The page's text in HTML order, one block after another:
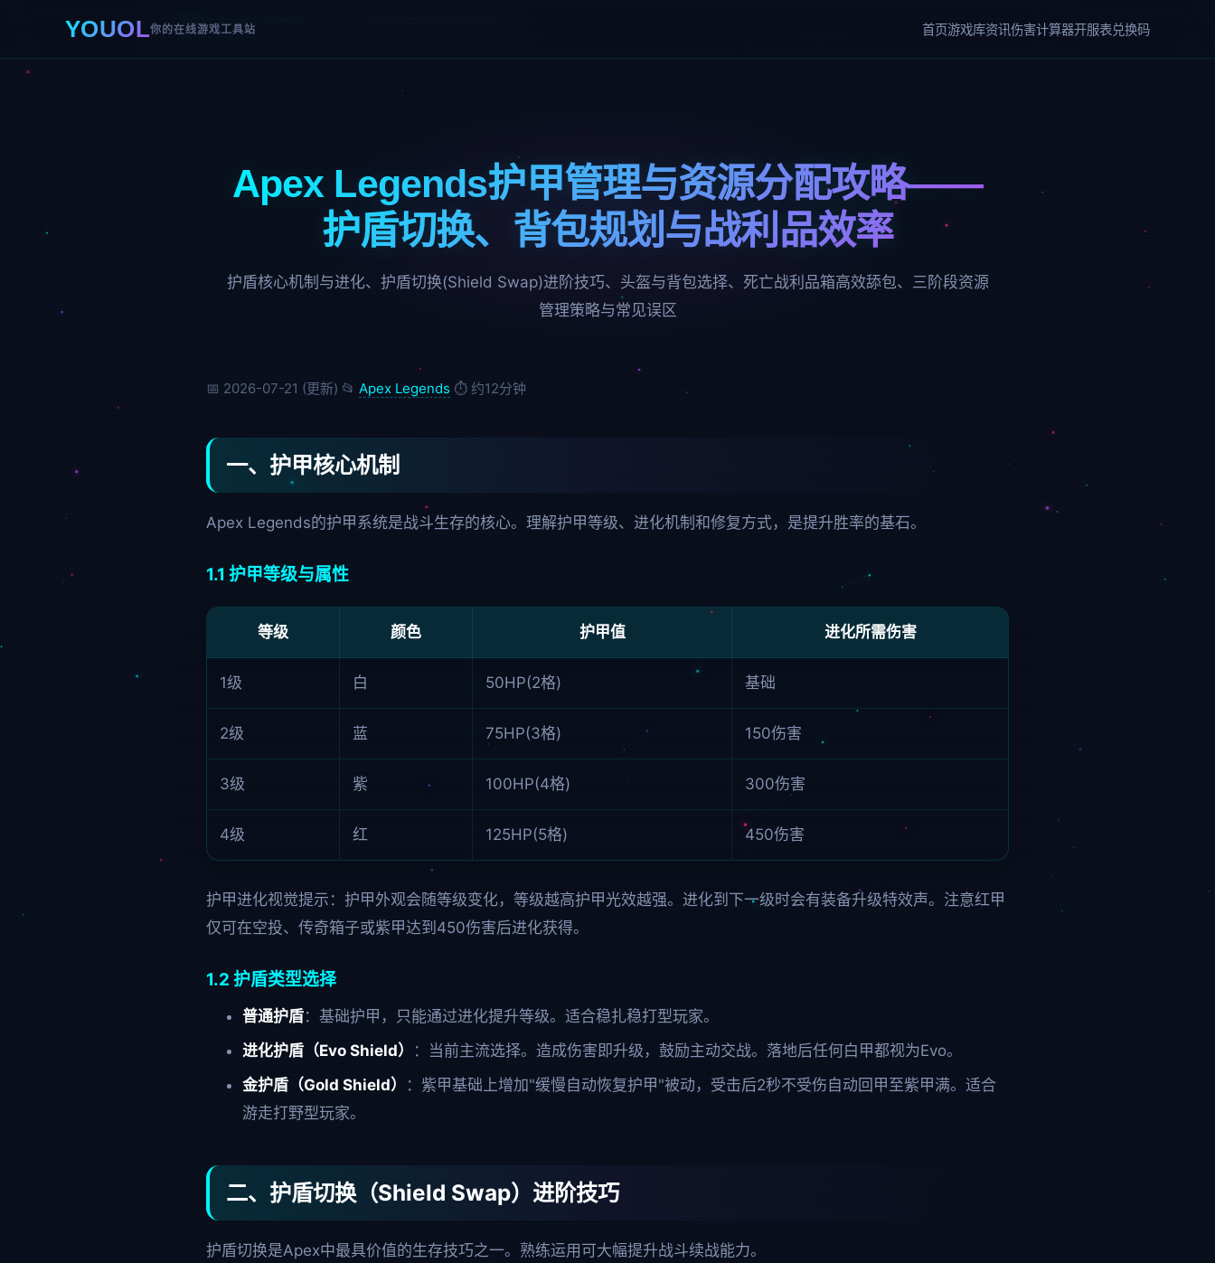
YOUOL你的在线游戏工具站 首页游戏库资讯伤害计算器开服表兑换码
首页 › Apex Legends
Apex Legends护甲管理与资源分配攻略——
护盾切换、背包规划与战利品效率
护盾核心机制与进化、护盾切换(Shield Swap)进阶技巧、头盔与背包选择、死亡战利品箱高效舔包、三阶段资源
管理策略与常见误区
📅 2026-07-21 (更新) 📂 Apex Legends ⏱ 约12分钟
一、护甲核心机制
Apex Legends的护甲系统是战斗生存的核心。理解护甲等级、进化机制和修复方式，是提升胜率的基石。
1.1 护甲等级与属性
等级 颜色 护甲值 进化所需伤害
1级 白 50HP(2格) 基础
2级 蓝 75HP(3格) 150伤害
3级 紫 100HP(4格) 300伤害
4级 红 125HP(5格) 450伤害
护甲进化视觉提示：护甲外观会随等级变化，等级越高护甲光效越强。进化到下一级时会有装备升级特效声。注意红甲
仅可在空投、传奇箱子或紫甲达到450伤害后进化获得。
1.2 护盾类型选择
普通护盾：基础护甲，只能通过进化提升等级。适合稳扎稳打型玩家。
进化护盾（Evo Shield）
：当前主流选择。造成伤害即升级，鼓励主动交战。落地后任何白甲都视为Evo。
金护盾（Gold Shield）
：紫甲基础上增加"缓慢自动恢复护甲"被动，受击后2秒不受伤自动回甲至紫甲满。适合
游走打野型玩家。
二、护盾切换（Shield Swap）进阶技巧
护盾切换是Apex中最具价值的生存技巧之一。熟练运用可大幅提升战斗续战能力。